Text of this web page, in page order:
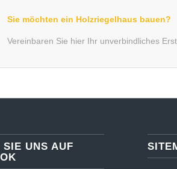
Sie möchten ein Holzriegelhaus bauen?
Vereinbaren Sie hier Ihr unverbindliches
SIE UNS AUF